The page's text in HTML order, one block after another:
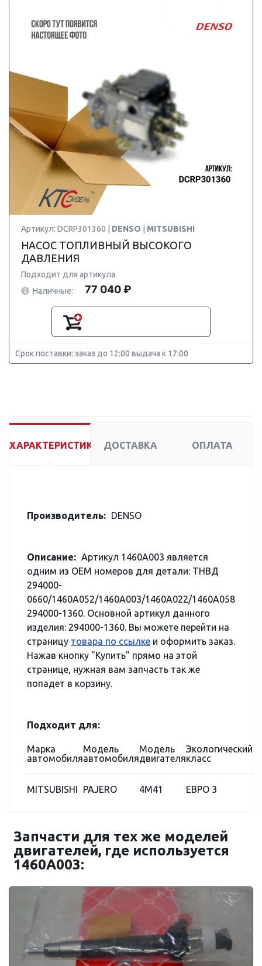
Артикул: DCRP301360 | DENSO MITSUBISHI
НАСОС ТОПЛИВНЫЙ ВЫСОКОГО
ДАВЛЕНИЯ
Подходит для артикула
Наличные:
77 040 ₽
Срок поставки: заказ до 12:00 выдача к 17:00
ХАРАКТЕРИСТИКИ ДОСТАВКА ОПЛАТА
Производитель: DENSO
Описание: Артикул 1460A003 является
одним из OEM номеров для детали: ТНВД
294000-
0660/1460A052/1460A003/1460A022/1460A058
294000-1360. Основной артикул данного
изделия: 294000-1360. Вы можете перейти на
страницу товара по ссылке и оформить заказ.
Нажав кнопку "Купить" прямо на этой
странице, нужная вам запчасть так же
попадет в корзину.
Подходит для:
Марка
автомобиля
Модель
автомобиля
Модель
двигателя
Экологический
класс
MITSUBISHI PAJERO 4M41 ЕВРО 3
Запчасти для тех же моделей
двигателей, где используется
1460A003: